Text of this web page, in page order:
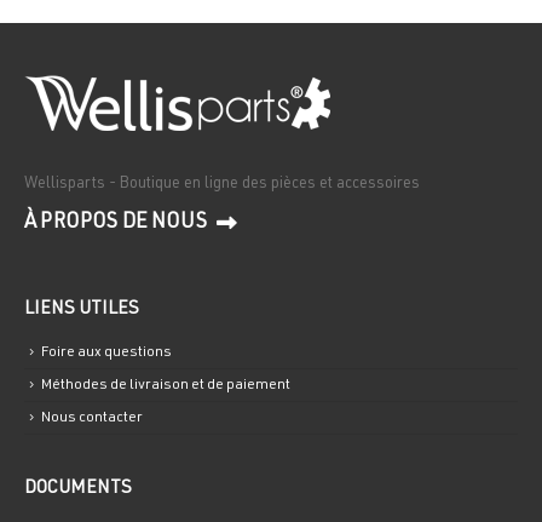
Wellisparts - Boutique en ligne des pièces et accessoires
À PROPOS DE NOUS
LIENS UTILES
Foire aux questions
Méthodes de livraison et de paiement
Nous contacter
DOCUMENTS